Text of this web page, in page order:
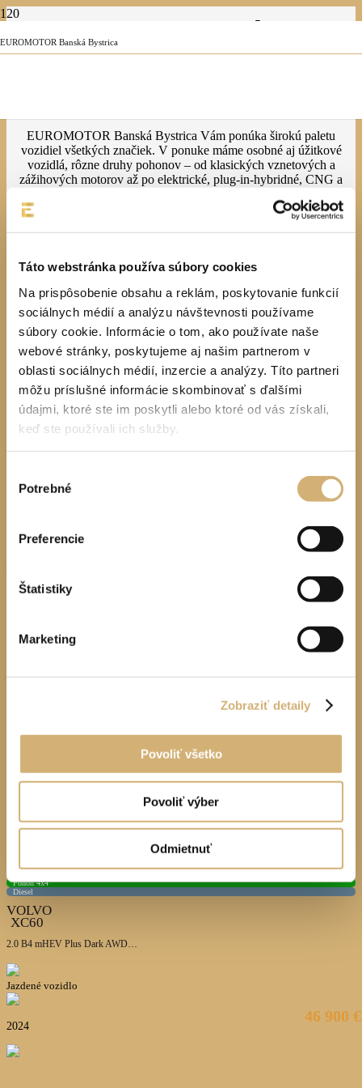
Táto webstránka používa súbory cookies
Na prispôsobenie obsahu a reklám, poskytovanie funkcií
sociálnych médií a analýzu návštevnosti používame
súbory cookie. Informácie o tom, ako používate naše
webové stránky, poskytujeme aj našim partnerom v
oblasti sociálnych médií, inzercie a analýzy. Títo partneri
môžu príslušné informácie skombinovať s ďalšími
údajmi, ktoré ste im poskytli alebo ktoré od vás získali,
keď ste používali ich služby.
súhlasu
Potrebné
Preferencie
Štatistiky
Marketing
Zobraziť detaily
Povoliť všetko
Povoliť výber
Odmietnuť
EUROMOTOR Banská BystricaJAZDENÉ
EUROMOTOR Banská Bystrica Vám ponúka širokú paletu
vozidiel všetkých značiek. V ponuke máme osobné aj úžitkové
vozidlá, rôzne druhy pohonov – od klasických vznetových a
zážihových motorov až po elektrické, plug-in-hybridné, CNG a
nájdete najširšiu ponuku vozidiel v rámci regiónu. Naši spokojní
zákazníci pochádzajú z celého Slovenska a brázdia cesty naprieč
celou Európou. Kedykoľvek si viete vybrať z množstva
Vyhľadajte vozidlo
Filter vozidiel
Značka Reset
Kategória vozidla Reset
Palivo Reset
Pohon 4x4
Diesel
VOLVO
XC60
2.0 B4 mHEV Plus Dark AWD A/T
Jazdené vozidlo
2024
46 900 €